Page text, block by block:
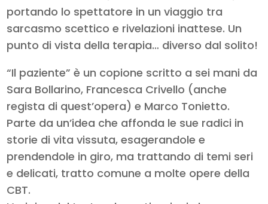
portando lo spettatore in un viaggio tra
sarcasmo scettico e rivelazioni inattese. Un
punto di vista della terapia… diverso dal solito!
“Il paziente” è un copione scritto a sei mani da
Sara Bollarino, Francesca Crivello (anche
regista di quest’opera) e Marco Tonietto.
Parte da un’idea che affonda le sue radici in
storie di vita vissuta, esagerandole e
prendendole in giro, ma trattando di temi seri
e delicati, tratto comune a molte opere della
CBT.